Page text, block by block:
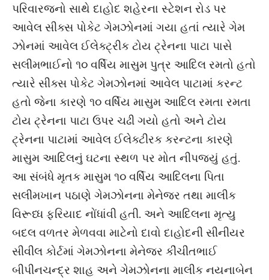
પરિવારજનો સાથે દાહોદ શહેરના સ્ટેશન રોડ પર
આવેલ સીક્સ પોકેટ ગેમઝોનમાં ગયા હતાં ત્યારે ગેમ
ઝોનમાં આવેલ ઈલેક્ટ્રીક ટોય ટ્રેનના પાટા પાસે
સલીમભાઈનો ૧૦ વર્ષિય માસુમ પુત્ર આદિલ રમતો હતો
ત્યારે સીક્સ પોકેટ ગેમઝોનમાં આવેલ પાટામાં કરન્ટ
હતો જેના કારણે ૧૦ વર્ષિય માસુમ આદિલ રમતા રમતા
ટોય ટ્રેનના પાટા ઉપર ચઢી ગયો હતો અને ટોય
ટ્રેનના પાટામાં આવેલ ઈલેક્ટીરક કરન્ટના કારણે
માસુમ આદિલનું ઘટના સ્થળ પર મોત નીપજ્યું હતું.
આ સંબંધે મૃતક માસુમ ૧૦ વર્ષિય આદિલના પિતા
સલીમખાન પઠાણે ગેમઝોનના મેનેજર તથા માલીક
વિરૂધ્ધ ફરિયાદ નોંધાંવી હતી. અને આદિલના મૃત્યુ
બદલ વળતર મેળવવા માટેનો દાવો દાહોદની સીનીયર
સીવીલ કોર્ટમાં ગેમઝોનના મેનેજર કીંચીતભાઈ
બીપીનચન્દ્ર શાહ અને ગેમઝોનના માલીક નયનાબેન